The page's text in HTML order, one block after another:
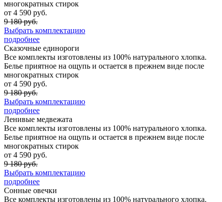
многократных стирок
от 4 590 руб.
9 180 руб.
Выбрать комплектацию
подробнее
Сказочные единороги
Все комплекты изготовлены из 100% натурального хлопка.
Белье приятное на ощупь и остается в прежнем виде после
многократных стирок
от 4 590 руб.
9 180 руб.
Выбрать комплектацию
подробнее
Ленивые медвежата
Все комплекты изготовлены из 100% натурального хлопка.
Белье приятное на ощупь и остается в прежнем виде после
многократных стирок
от 4 590 руб.
9 180 руб.
Выбрать комплектацию
подробнее
Сонные овечки
Все комплекты изготовлены из 100% натурального хлопка.